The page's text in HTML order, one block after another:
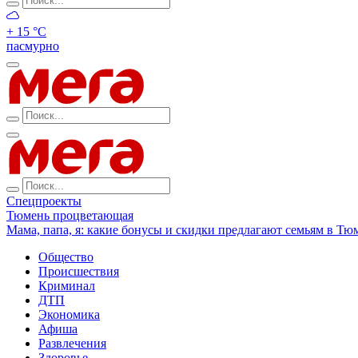
+ 15 °С
пасмурно
Спецпроекты
Тюмень процветающая
Мама, папа, я: какие бонусы и скидки предлагают семьям в
Общество
Происшествия
Криминал
ДТП
Экономика
Афиша
Развлечения